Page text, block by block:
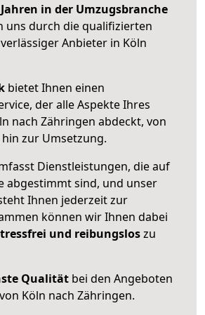
in der Umzugsbranche
uns durch die qualifizierten
Anbieter in Köln
bietet Ihnen einen
der alle Aspekte Ihres
nach Zähringen abdeckt, von
zur Umsetzung.
Dienstleistungen, die auf
abgestimmt sind, und unser
Ihnen jederzeit zur
können wir Ihnen dabei
und reibungsloszu
Qualität bei den Angeboten
Köln nach Zähringen.